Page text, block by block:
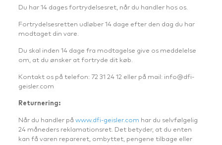
Du har 14 dages fortrydelsesret, når du handler hos os.
Fortrydelsesretten udløber 14 dage efter den dag du har
modtaget din vare.
Du skal inden 14 dage fra modtagelse give os meddelelse
om, at du ønsker at fortryde dit køb.
Kontakt os på telefon: 72 31 24 12 eller på mail: info@dfi-
geisler.com
Returnering:
Når du handler påwww.dfi-geisler.com har du selvfølgelig
24 måneders reklamationsret. Det betyder, at du enten
kan få varen repareret, ombyttet, pengene tilbage eller